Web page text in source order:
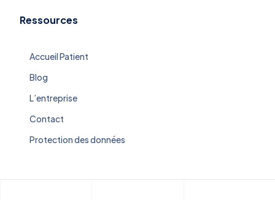
Ressources
Accueil Patient
Blog
L’entreprise
Contact
Protection des données